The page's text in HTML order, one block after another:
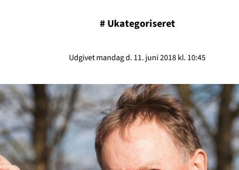
# Ukategoriseret
Udgivet mandag d. 11. juni 2018 kl. 10:45